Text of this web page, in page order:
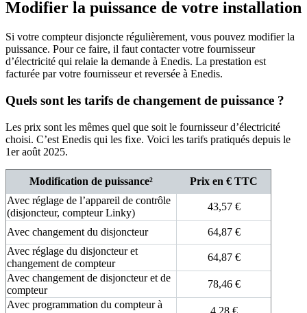
Modifier la puissance de votre installation
Si votre compteur disjoncte régulièrement, vous pouvez modifier la
puissance. Pour ce faire, il faut contacter votre fournisseur
d’électricité qui relaie la demande à Enedis. La prestation est
facturée par votre fournisseur et reversée à Enedis.
Quels sont les tarifs de changement de puissance ?
Les prix sont les mêmes quel que soit le fournisseur d’électricité
choisi. C’est Enedis qui les fixe. Voici les tarifs pratiqués depuis le
1er août 2025.
Modification de puissance²
Prix en € TTC
Avec réglage de l’appareil de contrôle
(disjoncteur, compteur Linky)
43,57 €
Avec changement du disjoncteur
64,87 €
Avec réglage du disjoncteur et
changement de compteur
64,87 €
Avec changement de disjoncteur et de
compteur
78,46 €
Avec programmation du compteur à
4,28 €